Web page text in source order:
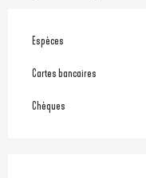
Espèces
Cartes bancaires
Chèques